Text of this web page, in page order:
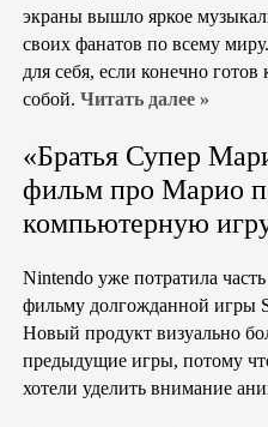
экраны вышло яркое
своих фанатов по всему
для себя, если конечно
собой. Читать далее »
«Братья Супер
фильм про Марио
компьютерную
Nintendo уже потратила
фильму долгожданной игры
Новый продукт визуально
предыдущие игры, потому
хотели уделить внимание